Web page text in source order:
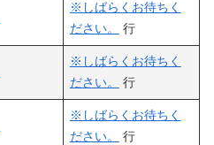
※しばらくお待ちく
ださい。
行
※しばらくお待ちく
ださい。
行
※しばらくお待ちく
ださい。
行